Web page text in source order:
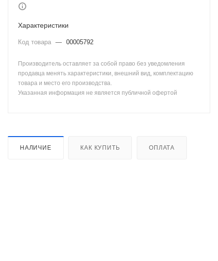
Характеристики
Код товара — 00005792
Производитель оставляет за собой право без уведомления
продавца менять характеристики, внешний вид, комплектацию
товара и место его производства.
Указанная информация не является публичной офертой
НАЛИЧИЕ КАК КУПИТЬ ОПЛАТА